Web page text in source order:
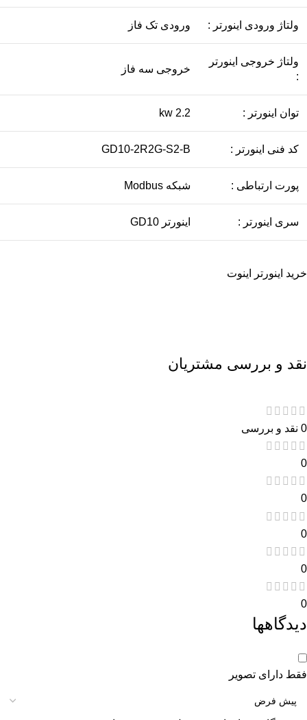
ولتاژ ورودی اینورتر : ورودی تک فاز
ولتاژ خروجی اینورتر
:
خروجی سه فاز
توان اینورتر : 2.2 kw
کد فنی اینورتر : GD10-2R2G-S2-B
پورت ارتباطی : شبکه Modbus
سری اینورتر : اينورتر GD10
خرید اینورتر اینوت
نقد و بررسی مشتریان
0 نقد و بررسی
0
0
0
0
0
دیدگاهها
فقط دارای تصویر